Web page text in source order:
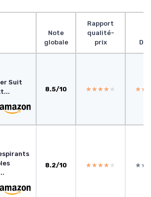
Note
globale
Rapport
qualité-
prix
Suit
8.5/10 ★★★★★
★★★★★
8.2/10 ★★★★★
★★★★★